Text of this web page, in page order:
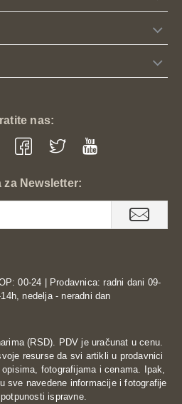
nas:
za Newsletter:
00-24 | Prodavnica: radni dani 09-
nedelja - neradni dan
(RSD). PDV je uračunat u cenu.
resurse da svi artikli u prodavnici
fotografijama i cenama. Ipak,
sve navedene informacije i fotografije
ispravne.